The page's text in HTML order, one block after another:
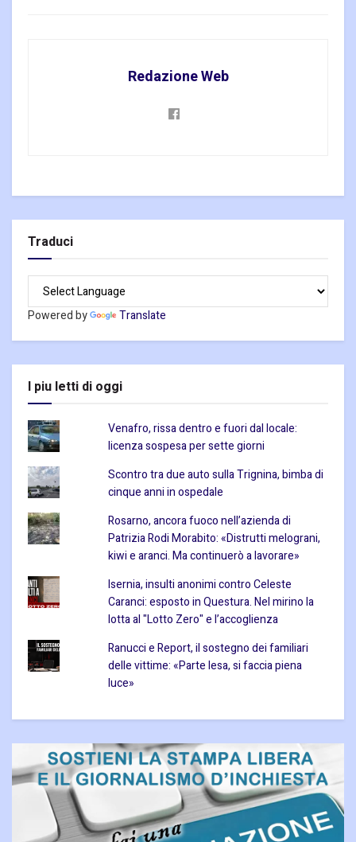
Redazione Web
Traduci
Powered by Translate
I piu letti di oggi
Venafro, rissa dentro e fuori dal locale:
licenza sospesa per sette giorni
Scontro tra due auto sulla Trignina, bimba di
cinque anni in ospedale
Rosarno, ancora fuoco nell’azienda di
Patrizia Rodi Morabito: «Distrutti melograni,
kiwi e aranci. Ma continuerò a lavorare»
Isernia, insulti anonimi contro Celeste
Caranci: esposto in Questura. Nel mirino la
lotta al "Lotto Zero" e l’accoglienza
Ranucci e Report, il sostegno dei familiari
delle vittime: «Parte lesa, si faccia piena
luce»